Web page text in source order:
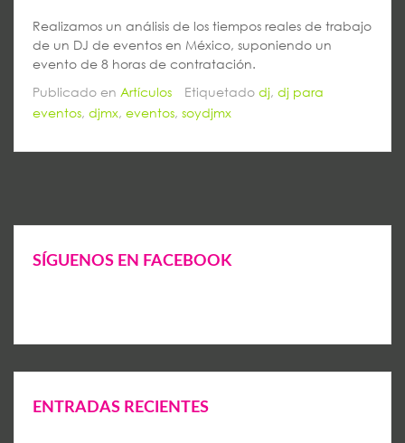
Realizamos un análisis de los tiempos reales de trabajo
de un DJ de eventos en México, suponiendo un
evento de 8 horas de contratación.
Publicado en Artículos Etiquetado dj, dj para
eventos, djmx, eventos, soydjmx
SÍGUENOS EN FACEBOOK
ENTRADAS RECIENTES